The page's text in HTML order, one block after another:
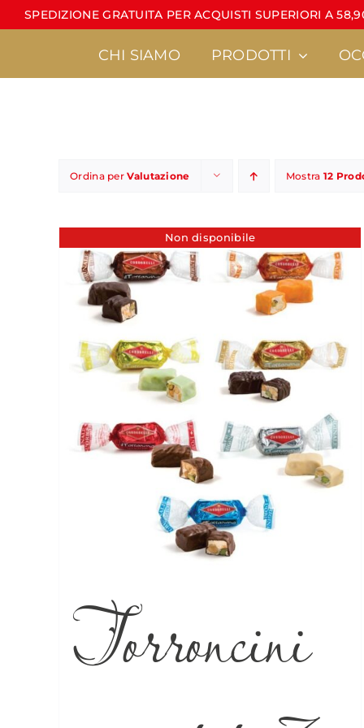
Salta
al
SPEDIZIONE GRATUITA PER ACQUISTI SUPERIORI A
CHI SIAMO PRODOTTI
• Linea Calt
• È sempre un
• Torroncini sfusi
• MiniCondorelli
Ordina perValutazione Mostra 12
Non disponibile
Torroncini